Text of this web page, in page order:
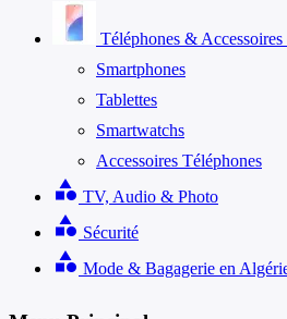
Téléphones &
Smartphones
Tablettes
Smartwatchs
Accessoires Téléphones
category TV, Audio & Photo
category Sécurité
category Mode & Bagagerie en